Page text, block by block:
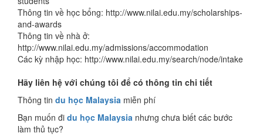
Thông tin về học bổng: http://www.nilai.edu.my/scholarships-
and-awards
Thông tin về nhà ở:
http://www.nilai.edu.my/admissions/accommodation
Các kỳ nhập học: http://www.nilai.edu.my/search/node/intake
Hãy liên hệ với chúng tôi để có thông tin chi tiết
Thông tin du học Malaysia miễn phí
Bạn muốn đi du học Malaysia nhưng chưa biết các bước
làm thủ tục?